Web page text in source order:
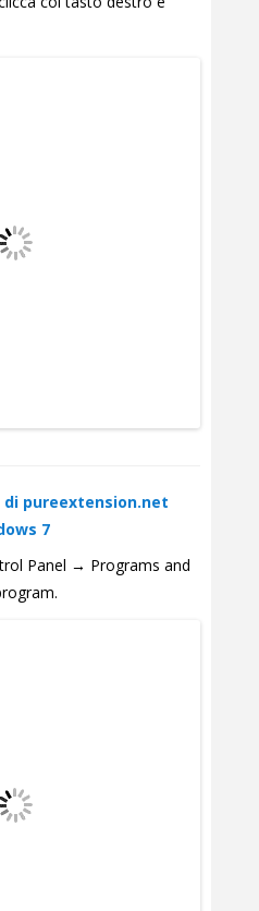
pureextension.net
7
Panel → Programs and